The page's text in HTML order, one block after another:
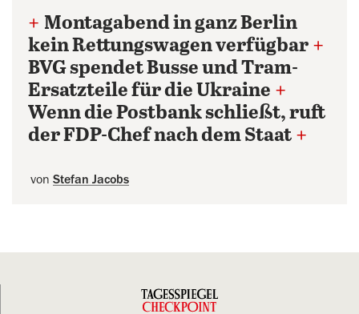
+ Montagabend in ganz Berlin
kein Rettungswagen verfügbar +
BVG spendet Busse und Tram-
Ersatzteile für die Ukraine +
Wenn die Postbank schließt, ruft
der FDP-Chef nach dem Staat +
von Stefan Jacobs